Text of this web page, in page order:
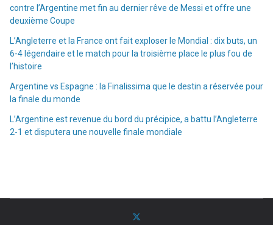
contre l’Argentine met fin au dernier rêve de Messi et offre une
deuxième Coupe
L’Angleterre et la France ont fait exploser le Mondial : dix buts, un
6-4 légendaire et le match pour la troisième place le plus fou de
l’histoire
Argentine vs Espagne : la Finalissima que le destin a réservée pour
la finale du monde
L’Argentine est revenue du bord du précipice, a battu l’Angleterre
2-1 et disputera une nouvelle finale mondiale